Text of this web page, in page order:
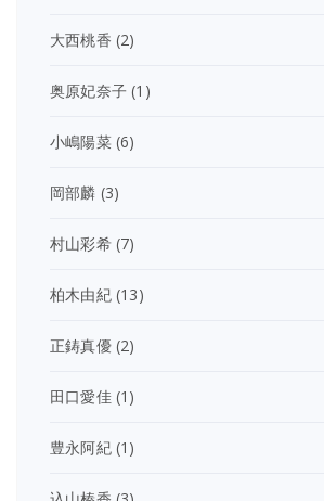
大西桃香 (2)
奥原妃奈子 (1)
小嶋陽菜(6)
岡部麟 (3)
村山彩希(7)
柏木由紀(13)
正鋳真優(2)
田口愛佳(1)
豊永阿紀(1)